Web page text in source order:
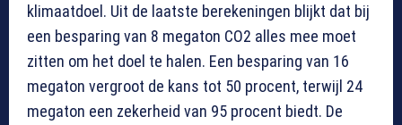
klimaatdoel. Uit de laatste berekeningen blijkt dat bij
een besparing van 8 megaton CO2 alles mee moet
zitten om het doel te halen. Een besparing van 16
megaton vergroot de kans tot 50 procent, terwijl 24
megaton een zekerheid van 95 procent biedt. De